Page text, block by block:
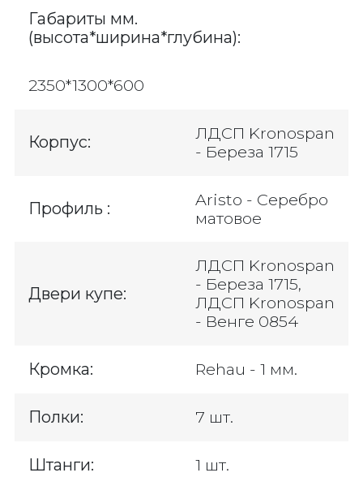
Габариты мм.
(высота*ширина*глубина):
2350*1300*600
Корпус:
ЛДСП Kronospan
- Береза 1715
Профиль :
Aristo - Серебро
матовое
Двери купе:
ЛДСП Kronospan
- Береза 1715,
ЛДСП Kronospan
- Венге 0854
Кромка: Rehau - 1 мм.
Полки: 7 шт.
Штанги: 1 шт.